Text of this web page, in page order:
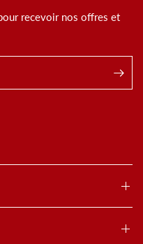
recevoir nos offres et
nous permettent de
d’offrir des
sociaux, d’analyser